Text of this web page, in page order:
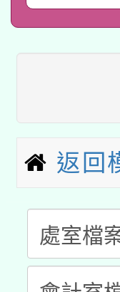
暨閱
科技
礎課
A3數
本
第3
本校
次招
有關
公告
一案
答一
有關
人員
本校
返回